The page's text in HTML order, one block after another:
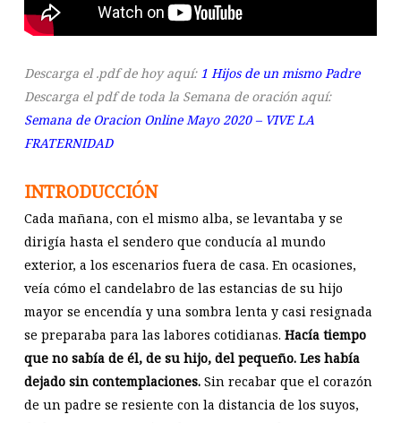
Descarga el .pdf de hoy aquí: 1 Hijos de un mismo Padre
Descarga el pdf de toda la Semana de oración aquí:
Semana de Oracion Online Mayo 2020 – VIVE LA
FRATERNIDAD
INTRODUCCIÓN
Cada mañana, con el mismo alba, se levantaba y se
dirigía hasta el sendero que conducía al mundo
exterior, a los escenarios fuera de casa. En ocasiones,
veía cómo el candelabro de las estancias de su hijo
mayor se encendía y una sombra lenta y casi resignada
se preparaba para las labores cotidianas. Hacía tiempo
que no sabía de él, de su hijo, del pequeño. Les había
dejado sin contemplaciones.Sin recabar que el corazón
de un padre se resiente con la distancia de los suyos,